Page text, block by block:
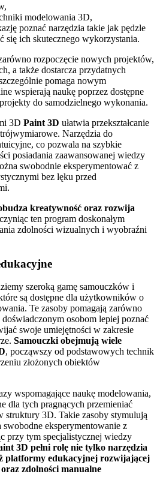
modelowania 3D,
poznać narzędzia takie jak pędzle
się ich skutecznego wykorzystania.
rozpoczęcie nowych projektów,
a także dostarcza przydatnych
pomaga nowym
wspierają naukę poprzez dostępne
do samodzielnego wykonania.
3D Paint 3D ułatwia przekształcanie
Narzędzia do
co pozwala na szybkie
posiadania zaawansowanej wiedzy
swobodnie eksperymentować z
bez lęku przed
kreatywność oraz rozwija
ten program doskonałym
zdolności wizualnych i wyobraźni
szeroką gamę samouczków i
są dostępne dla użytkowników o
Te zasoby pomagają zarówno
osobom lepiej poznać
swoje umiejętności w zakresie
Samouczki obejmują wiele
, począwszy od podstawowych technik
złożonych obiektów
wspomagające naukę modelowania,
dla tych pragnących przemieniać
3D. Takie zasoby stymulują
eksperymentowanie z
przy tym specjalistycznej wiedzy
3D pełni rolę nie tylko narzędzia
platformy edukacyjnej rozwijającej
zdolności manualne